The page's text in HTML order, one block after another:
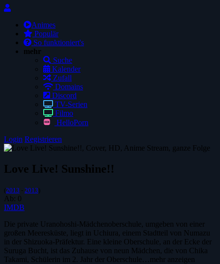
Animes
Populär
So funktioniert's
mehr
Suche
Kalender
Zufall
Domains
Discord
TV-Serien
Filmo
HelloPorn
Login Registrieren
Love Live! Sunshine!!
(2013 - 2013 )
Ab: 0
IMDB
Die private Uranohoshi-Mädchenoberschule, umgeben von einer
großen Meeresküste, liegt in Uchiura, einem Stadtteil von Numazu
in der Shizuoka-Präfektur. Eine kleine Oberschule, an der Ecke der
Suruga Bucht, ist das Zuhause von neun Mädchen, die von Chika
Takami, Schülerin im 2. Jahr der Oberschule…mehr anzeigen